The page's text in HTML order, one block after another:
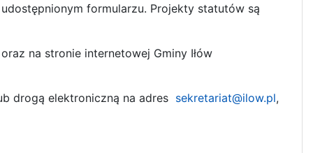
formularzu. Projekty statutów są
na stronie internetowej Gminy Iłów
drogą elektroniczną na adres sekretariat@ilow.pl,